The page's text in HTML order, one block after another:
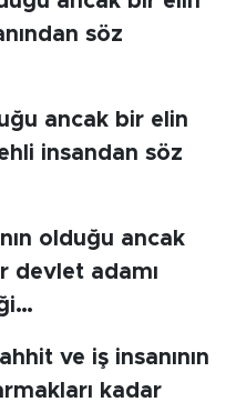
söz
ancak bir elin
insandan söz
olduğu ancak
devlet adamı
ve iş insanının
kadar